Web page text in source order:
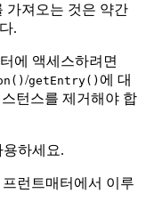
가져오는 것은 약간
.
에 액세스하려면
/getEntry() 에 대
턴스를 제거해야 합
용하세요.
런트매터에서 이루